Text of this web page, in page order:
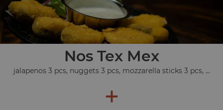
Nos Tex Mex
jalapenos 3 pcs, nuggets 3 pcs, mozzarella sticks 3 pcs, ...
+